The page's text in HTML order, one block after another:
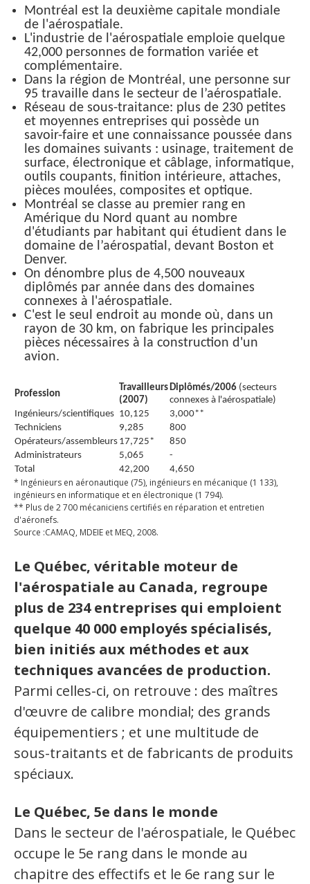
Organismes de la langue française
Organismes de la langue française
Publications
Francophonie internationale
Expressions et jeux de lettres
Vidéos
Revue de presse
Langue du travail
Francisation de l'Administration
Recueil de bonnes pratiques
Secteurs d'activité
Hébergement et restauration
Plastiques et composites
Télécommunications
Aéronautique
Métallurgie
Automobile
Terminologie
Ressources terminologiques
Capsules linguistiques
Jeux et outils terminolinguistiques
Intégration linguistique
Cours de français
Témoignages
Espace militant
Nos campagnes
Montréal est la deuxième capitale mondiale
de l'aérospatiale.
L'industrie de l'aérospatiale emploie quelque
42,000 personnes de formation variée et
complémentaire.
Dans la région de Montréal, une personne sur
95 travaille dans le secteur de l’aérospatiale.
Réseau de sous-traitance: plus de 230 petites
et moyennes entreprises qui possède un
savoir-faire et une connaissance poussée dans
les domaines suivants : usinage, traitement de
surface, électronique et câblage, informatique,
outils coupants, finition intérieure, attaches,
pièces moulées, composites et optique.
Montréal se classe au premier rang en
Amérique du Nord quant au nombre
d'étudiants par habitant qui étudient dans le
domaine de l’aérospatial, devant Boston et
Denver.
On dénombre plus de 4,500 nouveaux
diplômés par année dans des domaines
connexes à l'aérospatiale.
C'est le seul endroit au monde où, dans un
rayon de 30 km, on fabrique les principales
pièces nécessaires à la construction d'un
avion.
Profession
Travailleurs
(2007)
Diplômés/2006 (secteurs
connexes à l'aérospatiale)
Ingénieurs/scientifiques 10,125
3,000**
Techniciens
9,285
800
Opérateurs/assembleurs 17,725*
850
Administrateurs
5,065
-
Total
42,200 4,650
* Ingénieurs en aéronautique (75), ingénieurs en mécanique (1 133),
ingénieurs en informatique et en électronique (1 794).
** Plus de 2 700 mécaniciens certifiés en réparation et entretien
d'aéronefs.
Source :CAMAQ, MDEIE et MEQ, 2008.
Le Québec, véritable moteur de
l'aérospatiale au Canada, regroupe
plus de 234 entreprises qui emploient
quelque 40 000 employés spécialisés,
bien initiés aux méthodes et aux
techniques avancées de production.
Parmi celles-ci, on retrouve : des maîtres
d'œuvre de calibre mondial; des grands
équipementiers ; et une multitude de
sous-traitants et de fabricants de produits
spéciaux.
Le Québec, 5e dans le monde
Dans le secteur de l'aérospatiale, le Québec
occupe le 5e rang dans le monde au
chapitre des effectifs et le 6e rang sur le